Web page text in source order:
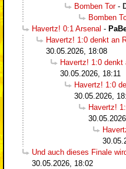
Bomben Tor-
Bomben
Havertz! 0:1 Arsenal -
Havertz! 1:0 denkt an
30.05.2026, 18:08
Havertz! 1:0 denkt
30.05.2026, 18:11
Havertz! 1:0
30.05.2026,
Havertz!
Und auch dieses Finale
30.05.2026, 18:02